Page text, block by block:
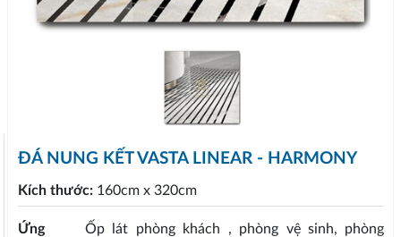
ĐÁ NUNG KẾT VASTA LINEAR - HARMONY
Kích thước: 160cm x 320cm
Ứng
Ốp lát phòng khách , phòng vệ sinh, phòng